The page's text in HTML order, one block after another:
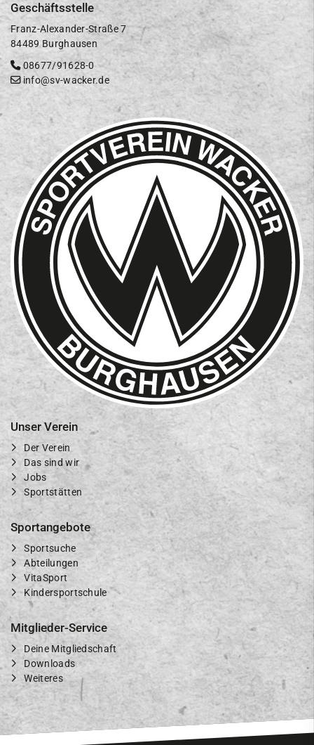
Geschäftsstelle
Franz-Alexander-Straße 7
84489 Burghausen
08677/91628-0
info@sv-wacker.de
Unser Verein
Der Verein
Das sind wir
Jobs
Sportstätten
Sportangebote
Sportsuche
Abteilungen
VitaSport
Kindersportschule
Mitglieder-Service
Deine Mitgliedschaft
Downloads
Weiteres
VitaSport
Volleyball
Windsurfen
Service
Kontakt